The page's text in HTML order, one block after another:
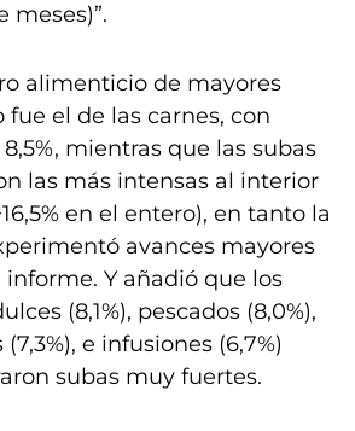
meses)”.
alimenticio de mayores
fue el de las carnes, con
mientras que las subas
las más intensas al interior
en el entero), en tanto la
avances mayores
informe. Y añadió que los
(8,1%), pescados (8,0%),
e infusiones (6,7%)
subas muy fuertes.